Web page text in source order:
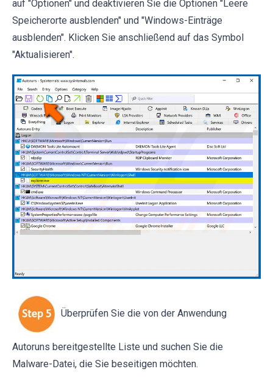
auf "Optionen" und deaktivieren Sie die Optionen "Leere
Speicherorte ausblenden" und "Windows-Einträge
ausblenden". Klicken Sie anschließend auf das Symbol
"Aktualisieren".
Überprüfen Sie die von der Anwendung
Autoruns bereitgestellte Liste und suchen Sie die
Malware-Datei, die Sie beseitigen möchten.